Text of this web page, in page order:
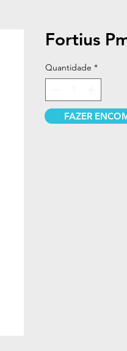
Fortius
Quantidade *
FAZER